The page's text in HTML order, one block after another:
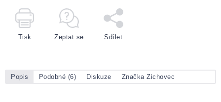
Tisk Zeptat se Sdílet
Popis Podobné (6) Diskuze Značka Zichovec